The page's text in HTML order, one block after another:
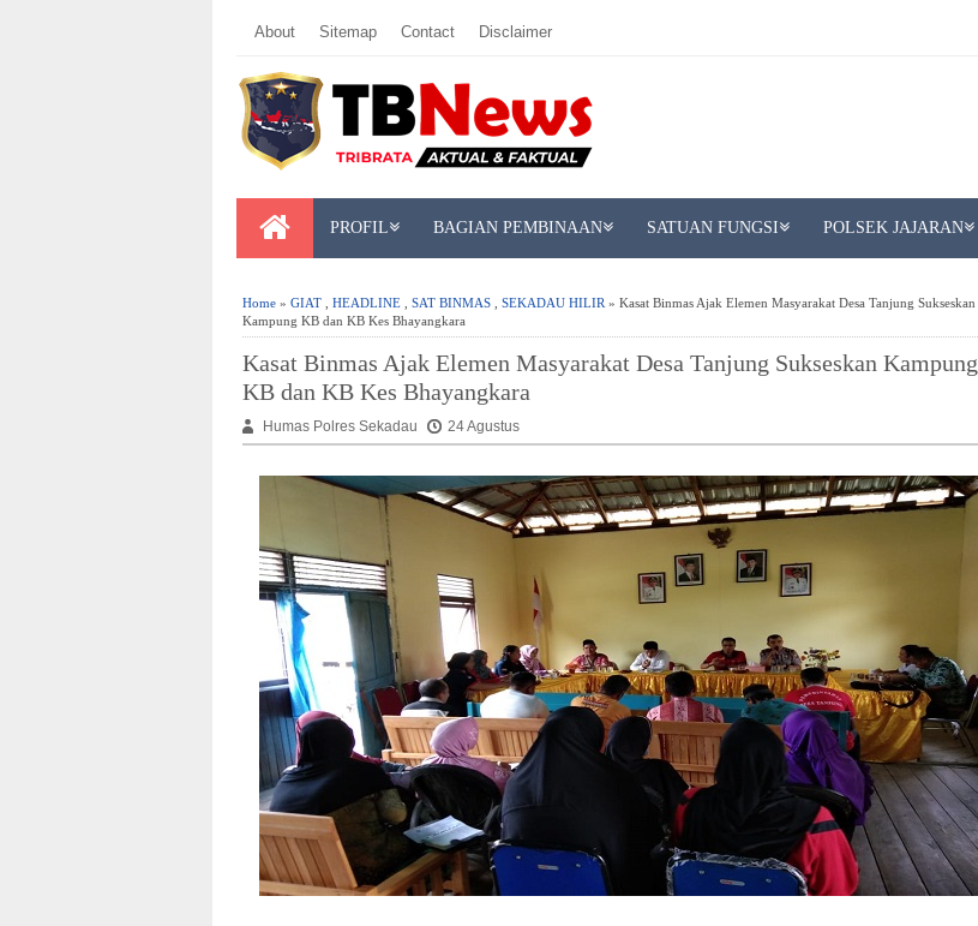
About Sitemap Contact Disclaimer
PROFIL BAGIAN PEMBINAAN SATUAN FUNGSI POLSEK JAJARAN
Home » GIAT HEADLINE SAT BINMAS SEKADAU HILIR » Kasat Binmas Ajak Elemen Masyarakat Desa Tanjung Sukseskan
Kampung KB dan KB Kes Bhayangkara
Kasat Binmas Ajak Elemen Masyarakat Desa Tanjung Sukseskan Kampung
KB dan KB Kes Bhayangkara
Humas Polres Sekadau 24 Agustus